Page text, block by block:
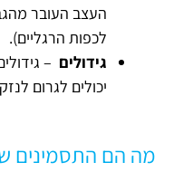
העצב העובר
לכפות הרגליים).
גידולים –
יכולים לגרום
מה הם התסמינים